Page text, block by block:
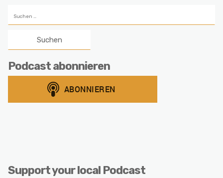
nach:
Podcast abonnieren
Support your local Podcast